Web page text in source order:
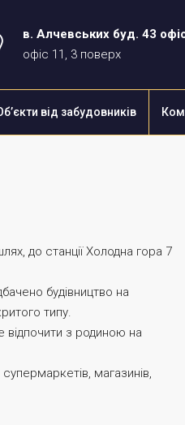
в. Алчевських буд. 43
офіс 11, 3 поверх
від забудовників
до станції Холодна гора 7
будівництво на
типу.
відпочити з родиною на
магазинів,